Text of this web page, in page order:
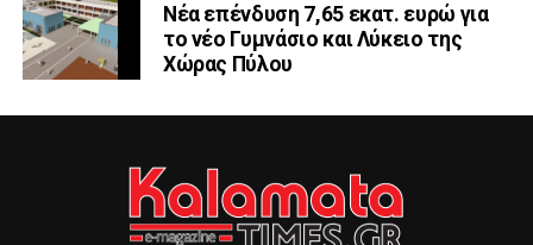
Νέα επένδυση 7,65 εκατ. ευρώ για
το νέο Γυμνάσιο και Λύκειο της
Χώρας Πύλου